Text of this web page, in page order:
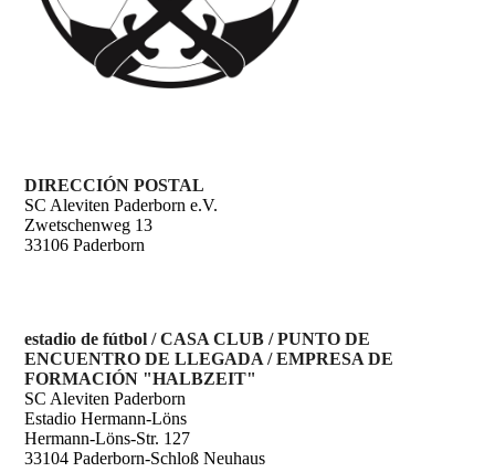
DIRECCIÓN POSTAL
SC Aleviten Paderborn e.V.
Zwetschenweg 13
33106 Paderborn
estadio de fútbol / CASA CLUB / PUNTO DE
ENCUENTRO DE LLEGADA / EMPRESA DE
FORMACIÓN "HALBZEIT"
SC Aleviten Paderborn
Estadio Hermann-Löns
Hermann-Löns-Str. 127
33104 Paderborn-Schloß Neuhaus